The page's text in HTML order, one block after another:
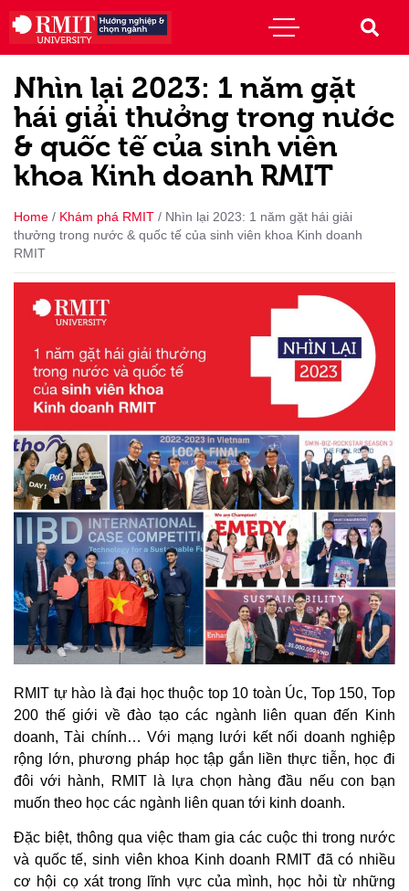
Nhìn lại 2023: 1 năm gặt
hái giải thưởng trong nước
& quốc tế của sinh viên
khoa Kinh doanh RMIT
Home / Khám phá RMIT / Nhìn lại 2023: 1 năm gặt hái giải
thưởng trong nước & quốc tế của sinh viên khoa Kinh doanh
RMIT
RMIT tự hào là đại học thuộc top 10 toàn Úc, Top 150, Top
200 thế giới về đào tạo các ngành liên quan đến Kinh
doanh, Tài chính… Với mạng lưới kết nối doanh nghiệp
rộng lớn, phương pháp học tập gắn liền thực tiễn, học đi
đôi với hành, RMIT là lựa chọn hàng đầu nếu con bạn
muốn theo học các ngành liên quan tới kinh doanh.
Đặc biệt, thông qua việc tham gia các cuộc thi trong nước
và quốc tế, sinh viên khoa Kinh doanh RMIT đã có nhiều
cơ hội cọ xát trong lĩnh vực của mình, học hỏi từ những